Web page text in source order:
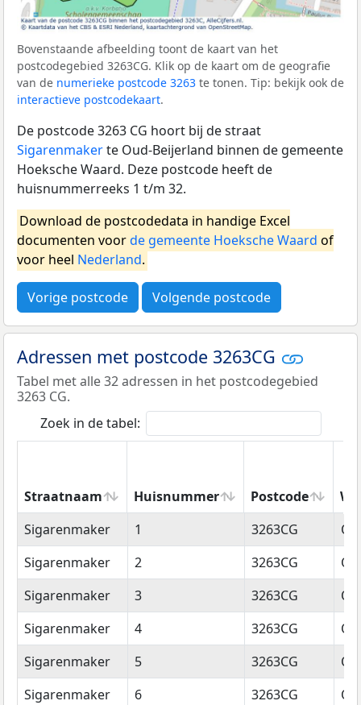
Bovenstaande afbeelding toont de kaart van het
postcodegebied 3263CG. Klik op de kaart om de geografie
van de numerieke postcode 3263 te tonen. Tip: bekijk ook de
interactieve postcodekaart.
De postcode 3263 CG hoort bij de straat
Sigarenmakerte Oud-Beijerland binnen de gemeente
Hoeksche Waard. Deze postcode heeft de
huisnummerreeks 1 t/m 32.
Download de postcodedata in handige Excel
documenten voorde gemeente Hoeksche Waard of
voor heel Nederland.
Vorige postcode Volgende postcode
Adressen met postcode 3263CG
Tabel met alle 32 adressen in het postcodegebied
3263 CG.
Zoek in de tabel:
Straatnaam Huisnummer Postcode
Straatnaam
Huisnummer Postcode
Sigarenmaker 1 3263CG
Sigarenmaker
2 3263CG
Sigarenmaker
3 3263CG
Sigarenmaker
4 3263CG
Sigarenmaker
5 3263CG
Sigarenmaker
6 3263CG